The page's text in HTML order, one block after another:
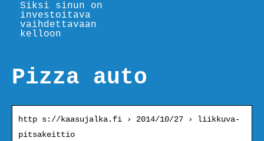
Siksi sinun on
investoitava
vaihdettavaan
kelloon
Pizza auto
http s://kaasujalka.fi › 2014/10/27 › liikkuva-
pitsakeittio